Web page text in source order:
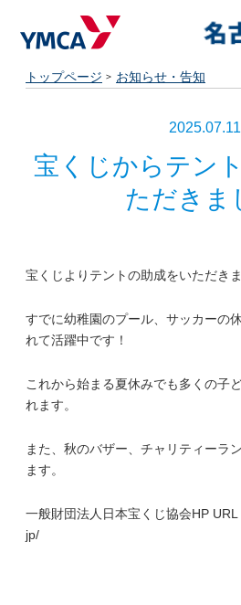
トップページ お知らせ・告知
2025.07.11
宝くじからテン
ただきま
宝くじよりテントの助成をいただきま
すでに幼稚園のプール、サッカーの
れて活躍中です！
これから始まる夏休みでも多くの子
れます。
また、秋のバザー、チャリティーラ
ます。
一般財団法人日本宝くじ協会HP
jp/